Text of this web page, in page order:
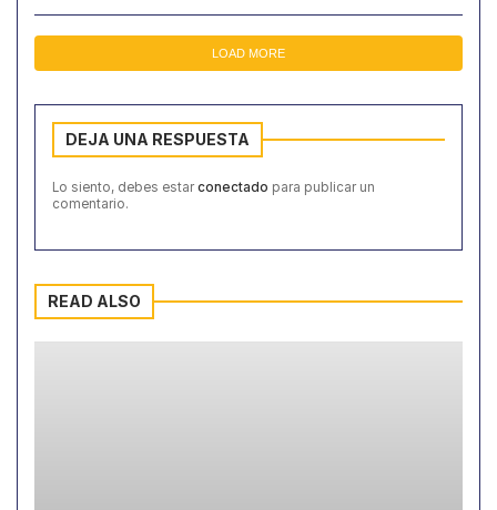
LOAD MORE
DEJA UNA RESPUESTA
Lo siento, debes estar conectado para publicar un
comentario.
READ ALSO